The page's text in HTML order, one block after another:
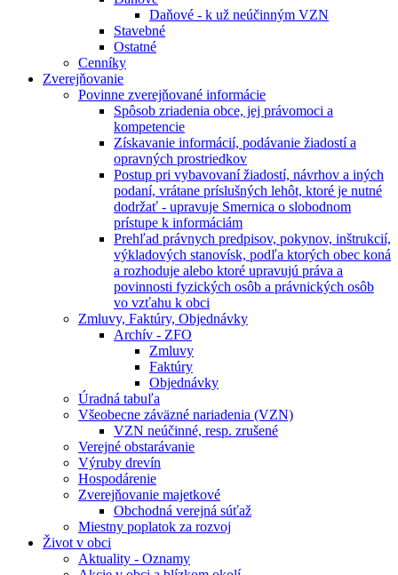
Daňové - k už neúčinným VZN
Stavebné
Ostatné
Cenníky
Zverejňovanie
Povinne zverejňované informácie
Spôsob zriadenia obce, jej právomoci a
kompetencie
Získavanie informácií, podávanie žiadostí a
opravných prostriedkov
Postup pri vybavovaní žiadostí, návrhov a iných
podaní, vrátane príslušných lehôt, ktoré je nutné
dodržať - upravuje Smernica o slobodnom
prístupe k informáciám
Prehľad právnych predpisov, pokynov, inštrukcií,
výkladových stanovísk, podľa ktorých obec koná
a rozhoduje alebo ktoré upravujú práva a
povinnosti fyzických osôb a právnických osôb
vo vzťahu k obci
Zmluvy, Faktúry, Objednávky
Archív - ZFO
Zmluvy
Faktúry
Objednávky
Úradná tabuľa
Všeobecne záväzné nariadenia (VZN)
VZN neúčinné, resp. zrušené
Verejné obstarávanie
Výruby drevín
Hospodárenie
Zverejňovanie majetkové
Obchodná verejná súťaž
Miestny poplatok za rozvoj
Život v obci
Aktuality - Oznamy